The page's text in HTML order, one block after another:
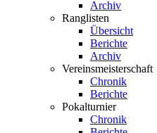
Archiv
Ranglisten
Übersicht
Berichte
Archiv
Vereinsmeisterschaft
Chronik
Berichte
Pokalturnier
Chronik